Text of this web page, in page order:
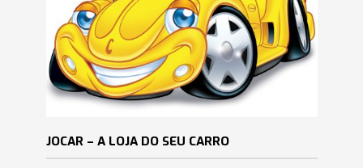
JOCAR – A LOJA DO SEU CARRO